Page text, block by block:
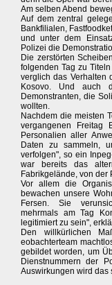
Am selben Abend
Auf dem zentral
Bankfilialen,
und unter dem
Polizei die
Die zerstörten
folgenden Tag zu
verglich das Verhalten
Kosovo. Und auch
Demonstranten, die
wollten.
Nachdem die meisten
vergangenen Freitag
Personalien aller
Daten zu sammeln,
verfolgen", so ein
war bereits das
Fabrikgelände, von der
Vor allem die
bewachen unsere
Fersen. Sie
mehrmals am Tag
legitimiert zu sein",
Den willkürlichen
eobachterteam
gebildet worden, um
Dienstnummern der
Auswirkungen wird das